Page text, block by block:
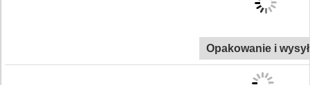
Opakowanie i